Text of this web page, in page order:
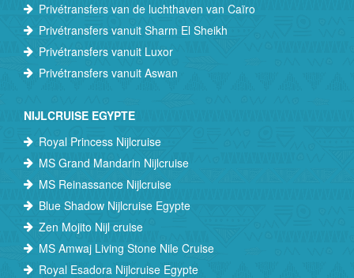
Privétransfers van de luchthaven van Caïro
Privétransfers vanuit Sharm El Sheikh
Privétransfers vanuit Luxor
Privétransfers vanuit Aswan
NIJLCRUISE EGYPTE
Royal Princess Nijlcruise
MS Grand Mandarin Nijlcruise
MS Reinassance Nijlcruise
Blue Shadow Nijlcruise Egypte
Zen Mojito Nijl cruise
MS Amwaj Living Stone Nile Cruise
Royal Esadora Nijlcruise Egypte